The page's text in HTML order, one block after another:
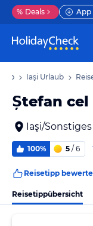
% Deals App
Iaşi Urlaub
Ștefan
Iaşi/
100% 5 / 6
Reisetipp
Reisetippübersicht